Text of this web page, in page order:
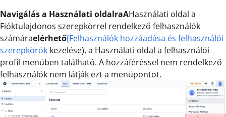
Navigálás a Használati oldalraAHasználati oldal a
Fióktulajdonos szerepkörrel rendelkező felhasználók
számáraelérhető(Felhasználók hozzáadása és felhasználói
szerepkörök kezelése), a Használati oldal a felhasználói
profil menüben található. A hozzáféréssel nem rendelkező
felhasználók nem látják ezt a menüpontot.